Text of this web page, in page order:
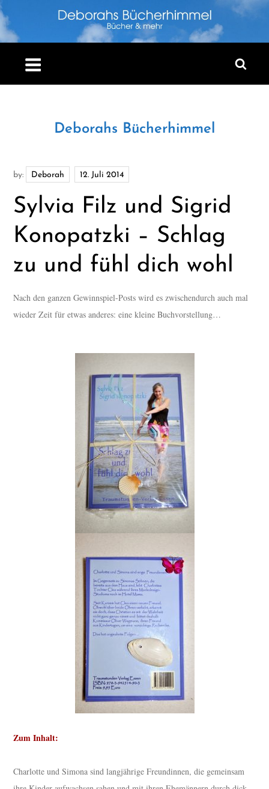
Skip
to
content
Deborahs Bücherhimmel
by: Deborah
Sylvia Filz und Sigrid
Konopatzki – Schlag
zu und fühl dich wohl
Nach den ganzen Gewinnspiel-Posts wird es zwischendurch auch mal
wieder Zeit für etwas anderes: eine kleine Buchvorstellung…
Zum Inhalt:
Charlotte und Simona sind langjährige Freundinnen, die gemeinsam